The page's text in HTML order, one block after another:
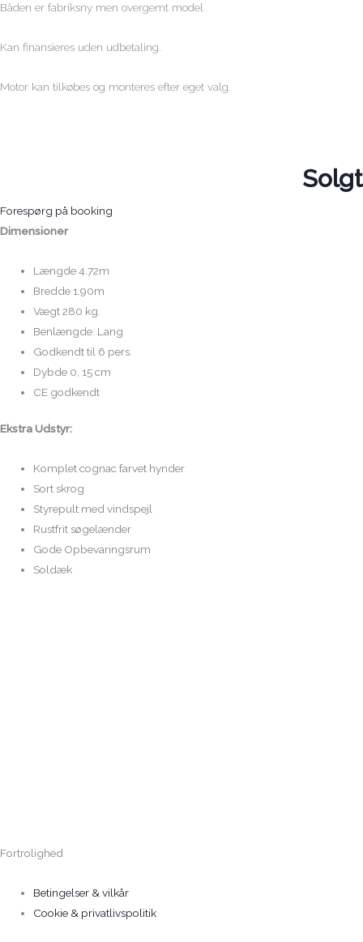
Båden er fabriksny men overgemt model
Kan finansieres uden udbetaling.
Motor kan tilkøbes og monteres efter eget valg.
Solgt
Forespørg på booking
Dimensioner
Længde 4.72m
Bredde 1.90m
Vægt 280 kg.
Benlængde: Lang
Godkendt til 6 pers.
Dybde 0, 15 cm
CE godkendt
Ekstra Udstyr:
Komplet cognac farvet hynder
Sort skrog
Styrepult med vindspejl
Rustfrit søgelænder
Gode Opbevaringsrum
Soldæk
Fortrolighed
Betingelser & vilkår
Cookie & privatlivspolitik